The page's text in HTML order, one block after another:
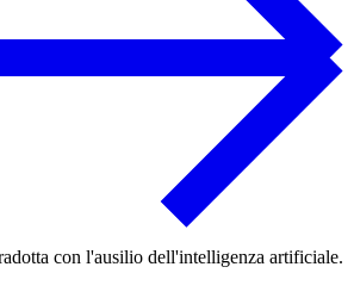
con l'ausilio dell'intelligenza artificiale.